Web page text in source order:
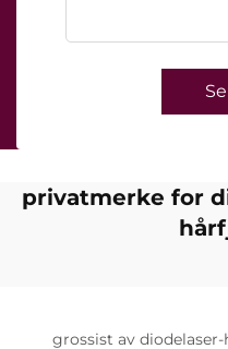
privatmerke for
grossist av